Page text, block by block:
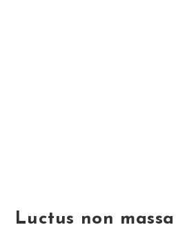
Luctus non